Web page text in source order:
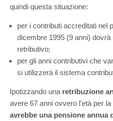
quindi questa situazione:
per i contributi accreditati nel
dicembre 1995 (9 anni)
retributivo;
per gli anni contributivi che
si utilizzerà il sistema
Ipotizzando una retribuzione
avere 67 anni ovvero l’età per
avrebbe una pensione annua